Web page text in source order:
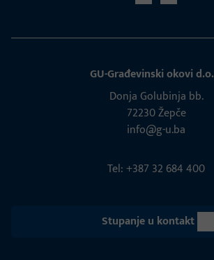
GU-Građevinski okovi
Donja Golubinja bb.
72230 Žepče
info@g-u.ba
Tel: +387 32 684 400
Stupanje u kontakt